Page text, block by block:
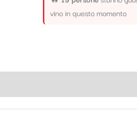
vino in questo momento